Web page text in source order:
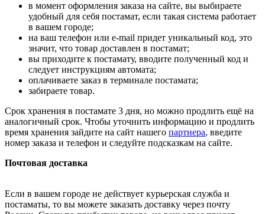
в момент оформления заказа на сайте, вы выбираете
удобный для себя постамат, если такая система работает
в вашем городе;
на ваш телефон или e-mail придет уникальный код, это
значит, что товар доставлен в постамат;
вы приходите к постамату, вводите полученный код и
следует инструкциям автомата;
оплачиваете заказ в терминале постамата;
забираете товар.
Срок хранения в постамате 3 дня, но можно продлить ещё на
аналогичный срок. Чтобы уточнить информацию и продлить
время хранения зайдите на сайт нашего партнера, введите
номер заказа и телефон и следуйте подсказкам на сайте.
Почтовая доставка
Если в вашем городе не действует курьерская служба и
постаматы, то вы можете заказать доставку через почту